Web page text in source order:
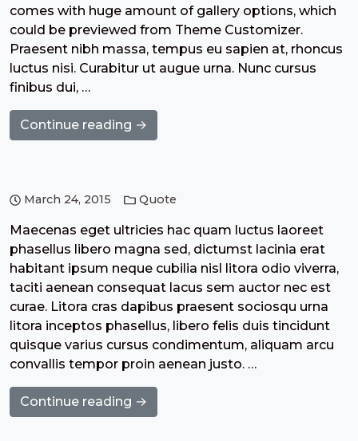
comes with huge amount of gallery options, which
could be previewed from Theme Customizer.
Praesent nibh massa, tempus eu sapien at, rhoncus
luctus nisi. Curabitur ut augue urna. Nunc cursus
finibus dui, …
Continue reading →
March 24, 2015 Quote
Maecenas eget ultricies hac quam luctus laoreet
phasellus libero magna sed, dictumst lacinia erat
habitant ipsum neque cubilia nisl litora odio viverra,
taciti aenean consequat lacus sem auctor nec est
curae. Litora cras dapibus praesent sociosqu urna
litora inceptos phasellus, libero felis duis tincidunt
quisque varius cursus condimentum, aliquam arcu
convallis tempor proin aenean justo. …
Continue reading →